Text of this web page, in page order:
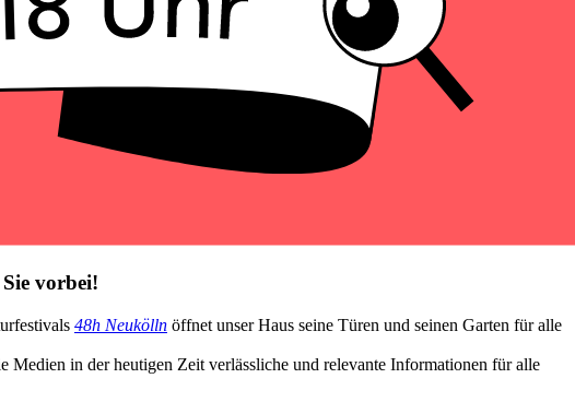
vorbei!
48h Neukölln öffnet unser Haus seine Türen und seinen Garten für alle
Medien in der heutigen Zeit verlässliche und relevante Informationen für alle